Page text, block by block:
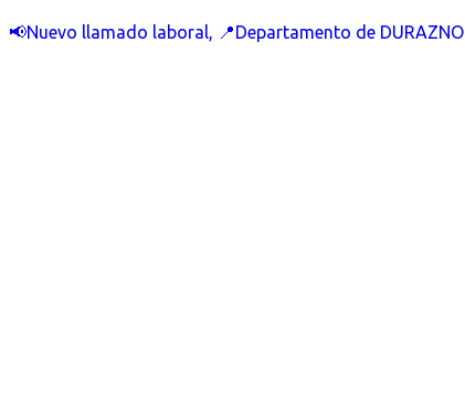
📢Nuevo llamado laboral, 📍Departamento de DURAZNO